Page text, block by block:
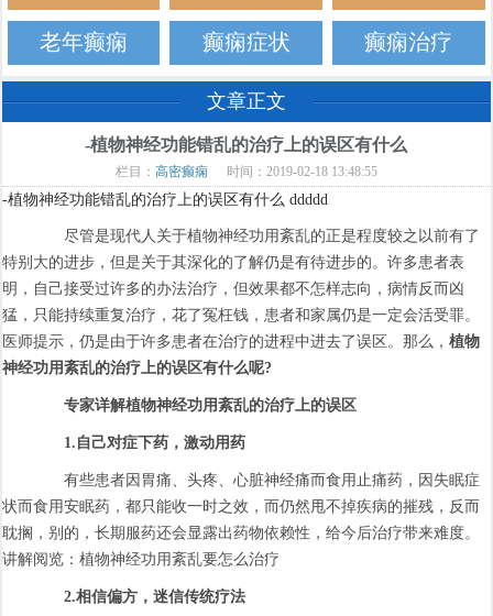
老年癫痫 癫痫症状 癫痫治疗
文章正文
-植物神经功能错乱的治疗上的误区有什么
栏目： 高密癫痫 时间：2019-02-18 13:48:55
-植物神经功能错乱的治疗上的误区有什么 ddddd
尽管是现代人关于植物神经功用紊乱的正是程度较之以前有了
特别大的进步，但是关于其深化的了解仍是有待进步的。许多患者表
明，自己接受过许多的办法治疗，但效果都不怎样志向，病情反而凶
猛，只能持续重复治疗，花了冤枉钱，患者和家属仍是一定会活受罪。
医师提示，仍是由于许多患者在治疗的进程中进去了误区。那么，植物
神经功用紊乱的治疗上的误区有什么呢?
专家详解植物神经功用紊乱的治疗上的误区
1.自己对症下药，激动用药
有些患者因胃痛、头疼、心脏神经痛而食用止痛药，因失眠症
状而食用安眠药，都只能收一时之效，而仍然甩不掉疾病的摧残，反而
耽搁，别的，长期服药还会显露出药物依赖性，给今后治疗带来难度。
讲解阅览：植物神经功用紊乱要怎么治疗
2.相信偏方，迷信传统疗法